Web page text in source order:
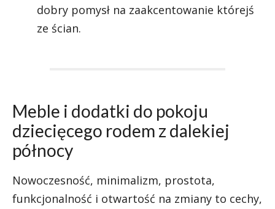
dobry pomysł na zaakcentowanie którejś
ze ścian.
Meble i dodatki do pokoju
dziecięcego rodem z dalekiej
północy
Nowoczesność, minimalizm, prostota,
funkcjonalność i otwartość na zmiany to cechy,